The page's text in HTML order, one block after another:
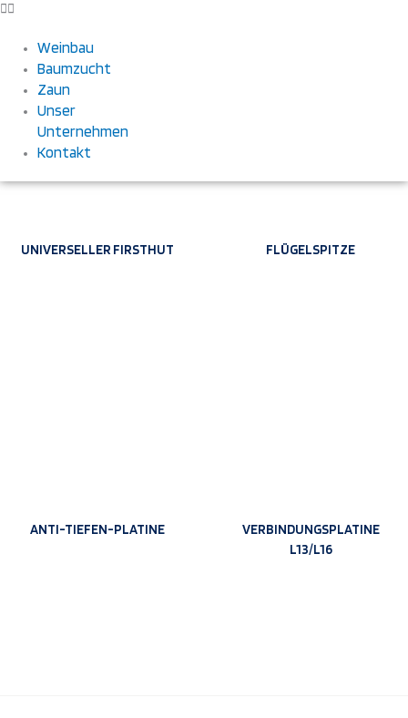
Weinbau
Baumzucht
Zaun
Unser
Unternehmen
Kontakt
UNIVERSELLER FIRSTHUT FLÜGELSPITZE
ANTI-TIEFEN-PLATINE
VERBINDUNGSPLATINE
L13/L16